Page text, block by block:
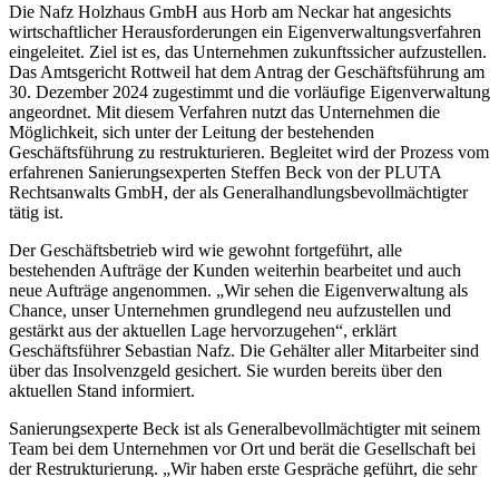
Die Nafz Holzhaus GmbH aus Horb am Neckar hat angesichts
wirtschaftlicher Herausforderungen ein Eigenverwaltungsverfahren
eingeleitet. Ziel ist es, das Unternehmen zukunftssicher aufzustellen.
Das Amtsgericht Rottweil hat dem Antrag der Geschäftsführung am
30. Dezember 2024 zugestimmt und die vorläufige Eigenverwaltung
angeordnet. Mit diesem Verfahren nutzt das Unternehmen die
Möglichkeit, sich unter der Leitung der bestehenden
Geschäftsführung zu restrukturieren. Begleitet wird der Prozess vom
erfahrenen Sanierungsexperten Steffen Beck von der PLUTA
Rechtsanwalts GmbH, der als Generalhandlungsbevollmächtigter
tätig ist.
Der Geschäftsbetrieb wird wie gewohnt fortgeführt, alle
bestehenden Aufträge der Kunden weiterhin bearbeitet und auch
neue Aufträge angenommen. „Wir sehen die Eigenverwaltung als
Chance, unser Unternehmen grundlegend neu aufzustellen und
gestärkt aus der aktuellen Lage hervorzugehen“, erklärt
Geschäftsführer Sebastian Nafz. Die Gehälter aller Mitarbeiter sind
über das Insolvenzgeld gesichert. Sie wurden bereits über den
aktuellen Stand informiert.
Sanierungsexperte Beck ist als Generalbevollmächtigter mit seinem
Team bei dem Unternehmen vor Ort und berät die Gesellschaft bei
der Restrukturierung. „Wir haben erste Gespräche geführt, die sehr